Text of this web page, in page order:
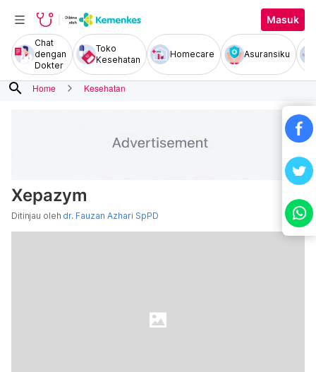
Masuk
Chat
dengan
Dokter
Toko
Kesehatan
Homecare Asuransiku
search Home Kesehatan
Xepazym
Ditinjau oleh dr. Fauzan Azhari SpPD